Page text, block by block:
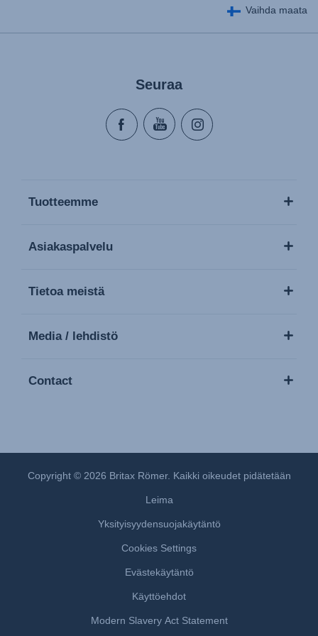
Vaihda maata
Seuraa
Tuotteemme
Asiakaspalvelu
Tietoa meistä
Media / lehdistö
Contact
Copyright © 2026 Britax Römer. Kaikki oikeudet pidätetään
Leima
Yksityisyydensuojakäytäntö
Cookies Settings
Evästekäytäntö
Käyttöehdot
Modern Slavery Act Statement